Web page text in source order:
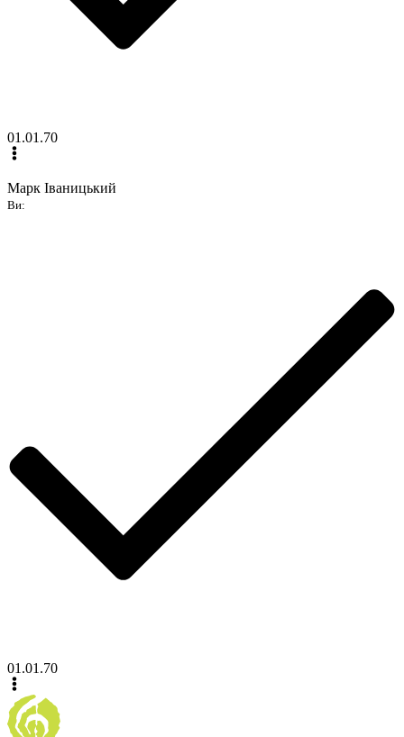
01.01.70
Марк Іваницький
Ви:
01.01.70